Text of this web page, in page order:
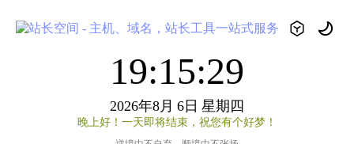
19:15:29
2026年8月 6日 星期四
晚上好！一天即将结束，祝您有个好梦！